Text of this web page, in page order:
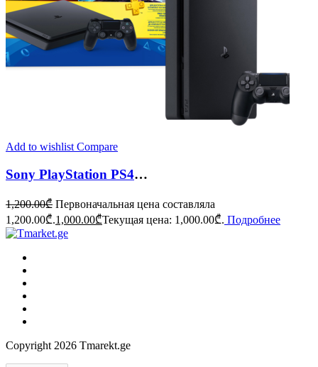
Add to wishlist Compare
Sony PlayStation PS4 slim 1TB
1,200.00₾ Первоначальная цена составляла
1,200.00₾.1,000.00₾Текущая цена: 1,000.00₾. Подробнее
Copyright 2026 Tmarekt.ge